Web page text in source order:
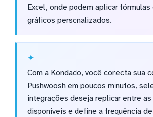
Excel, onde podem aplicar fórmulas
gráficos personalizados.
Com a Kondado, você conecta sua
Pushwoosh em poucos minutos,
integrações deseja replicar entre
disponíveis e define a frequência